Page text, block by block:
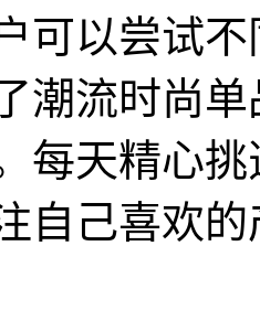
可以尝试
潮流时尚
每天精心
自己喜欢